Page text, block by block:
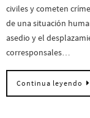
civiles y cometen
de una situación
asedio y el
corresponsales…
Continua leyendo